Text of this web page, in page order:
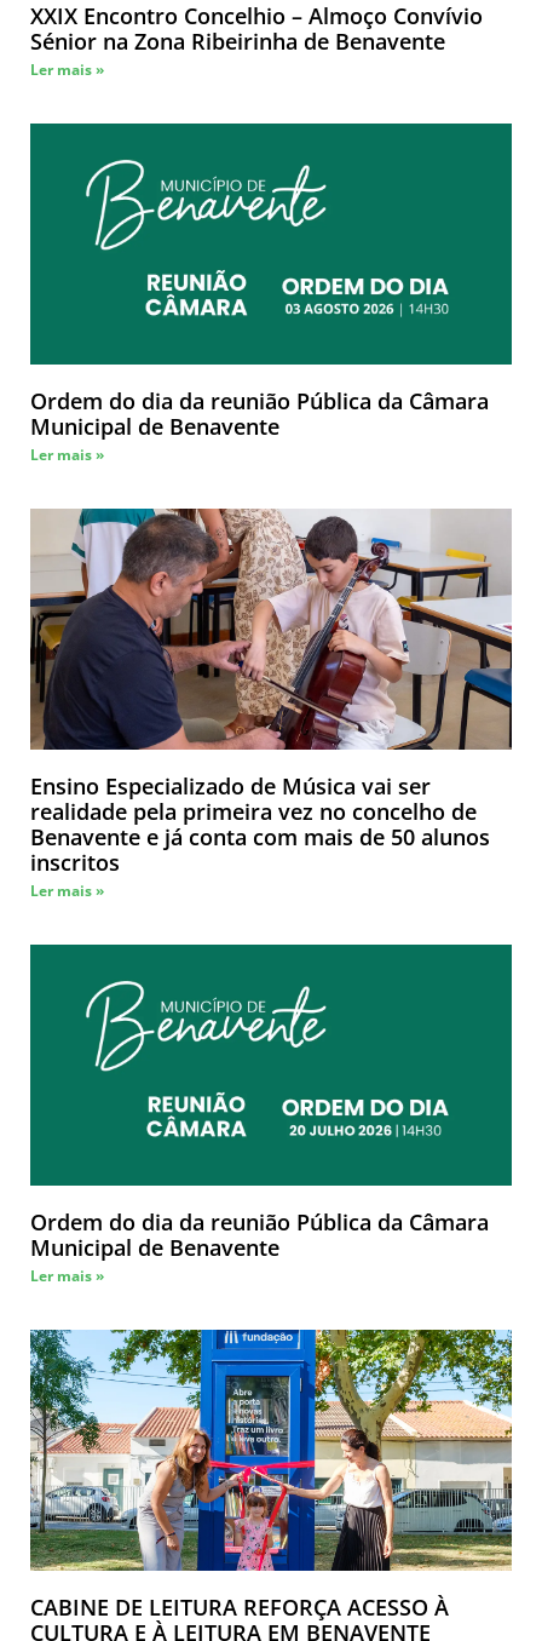
XXIX Encontro Concelhio – Almoço Convívio
Sénior na Zona Ribeirinha de Benavente
Ler mais »
Ordem do dia da reunião Pública da Câmara
Municipal de Benavente
Ler mais »
Ensino Especializado de Música vai ser
realidade pela primeira vez no concelho de
Benavente e já conta com mais de 50 alunos
inscritos
Ler mais »
Ordem do dia da reunião Pública da Câmara
Municipal de Benavente
Ler mais »
CABINE DE LEITURA REFORÇA ACESSO À
CULTURA E À LEITURA EM BENAVENTE